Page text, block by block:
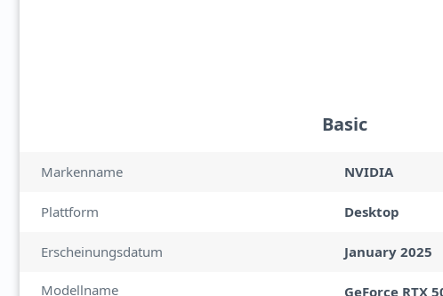
Basic
Markenname NVIDIA
Plattform Desktop
Erscheinungsdatum January 2025
Modellname GeForce RTX